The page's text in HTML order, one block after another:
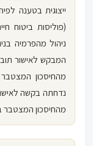
ייצוגית בטענה
(פוליסות ביטוח
ניהול מהפרמיה
המבקש לאישור
מהחיסכון המצטבר
נדחתה בקשה
מהחיסכון המצטבר